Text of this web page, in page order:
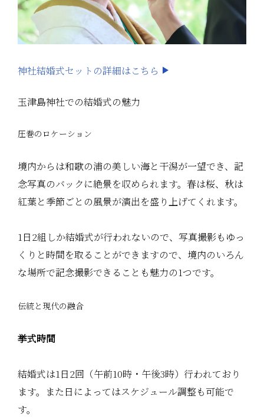
神社結婚式セットの詳細はこちら
玉津島神社での結婚式の魅力
圧巻のロケーション
境内からは和歌の浦の美しい海と干潟が一望でき、記
念写真のバックに絶景を収められます。春は桜、秋は
紅葉と季節ごとの風景が演出を盛り上げてくれます。
1日2組しか結婚式が行われないので、写真撮影もゆっ
くりと時間を取ることができますので、境内のいろん
な場所で記念撮影できることも魅力の1つです。
伝統と現代の融合
挙式時間
結婚式は1日2回（午前10時・午後3時）行われており
ます。また日によってはスケジュール調整も可能で
す。